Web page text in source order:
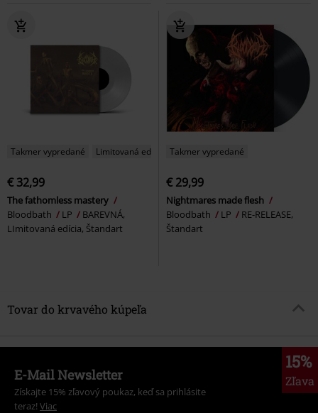
Takmer vypredané Limitovaná edícia
€ 32,99
The fathomless mastery
Bloodbath
LP
BAREVNÁ,
LImitovaná edícia, Štandart
Takmer vypredané
€ 29,99
Nightmares made flesh
Bloodbath
LP
RE-RELEASE,
Štandart
Tovar do krvavého kúpeľa
15%
Zľava
E-Mail Newsletter
Získajte 15% zľavový poukaz, keď sa prihlásite
teraz! Viac